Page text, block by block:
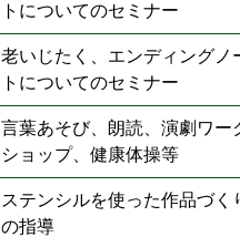
トについてのセミナー
老いじたく、エンディングノ
トについてのセミナー
言葉あそび、朗読、演劇ワー
ショップ、健康体操等
ステンシルを使った作品づく
の指導